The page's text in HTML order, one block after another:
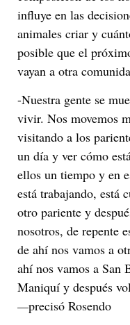
influye en las
animales criar y
posible que el
vayan a otra
-Nuestra gente se
vivir. Nos movemos
visitando a los
un día y ver cómo
ellos un tiempo y en
está trabajando, está
otro pariente y
nosotros, de repente
de ahí nos vamos a
ahí nos vamos a San
Maniquí y después
—precisó Rosendo